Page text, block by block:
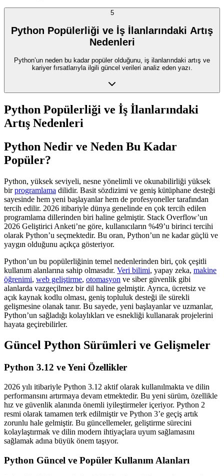
5
Python Popülerliği ve İş İlanlarındaki Artış
Nedenleri
Python’un neden bu kadar popüler olduğunu, iş ilanlarındaki artış ve
kariyer fırsatlarıyla ilgili güncel verileri analiz eden yazı.
Python Popülerliği ve İş İlanlarındaki
Artış Nedenleri
Python Nedir ve Neden Bu Kadar
Popüler?
Python, yüksek seviyeli, nesne yönelimli ve okunabilirliği yüksek
birprogramlama dilidir. Basit sözdizimi ve geniş kütüphane desteği
sayesinde hem yeni başlayanlar hem de profesyoneller tarafından
tercih edilir. 2026 itibariyle dünya genelinde en çok tercih edilen
programlama dillerinden biri haline gelmiştir. Stack Overflow’un
2026 Geliştirici Anketi’ne göre, kullanıcıların %49’u birinci tercihi
olarak Python’u seçmektedir. Bu oran, Python’un ne kadar güçlü ve
yaygın olduğunu açıkça gösteriyor.
Python’un bu popülerliğinin temel nedenlerinden biri, çok çeşitli
kullanım alanlarına sahip olmasıdır. Veri bilimi, yapay zeka, makine
öğrenimi, web geliştirme, otomasyon ve siber güvenlik gibi
alanlarda vazgeçilmez bir dil haline gelmiştir. Ayrıca, ücretsiz ve
açık kaynak kodlu olması, geniş topluluk desteği ile sürekli
gelişmesine olanak tanır. Bu sayede, yeni başlayanlar ve uzmanlar,
Python’un sağladığı kolaylıkları ve esnekliği kullanarak projelerini
hayata geçirebilirler.
Güncel Python Sürümleri ve Gelişmeler
Python 3.12 ve Yeni Özellikler
2026 yılı itibariyle Python 3.12 aktif olarak kullanılmakta ve dilin
performansını artırmaya devam etmektedir. Bu yeni sürüm, özellikle
hız ve güvenlik alanında önemli iyileştirmeler içeriyor. Python 2
resmi olarak tamamen terk edilmiştir ve Python 3’e geçiş artık
zorunlu hale gelmiştir. Bu güncellemeler, geliştirme sürecini
kolaylaştırmak ve dilin modern ihtiyaçlara uyum sağlamasını
sağlamak adına büyük önem taşıyor.
Python Güncel ve Popüler Kullanım Alanları